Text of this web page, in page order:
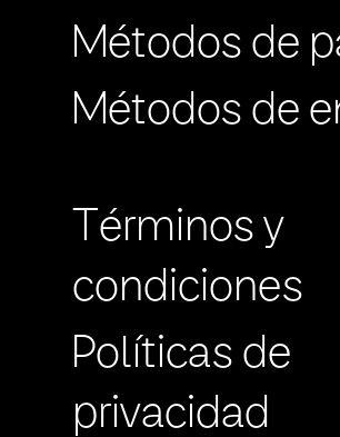
Métodos de
Métodos de
Términos y
condiciones
Políticas de
privacidad